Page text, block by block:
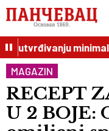
utvrđivanju
MAGAZIN
RECEPT
U 2 BOJE: